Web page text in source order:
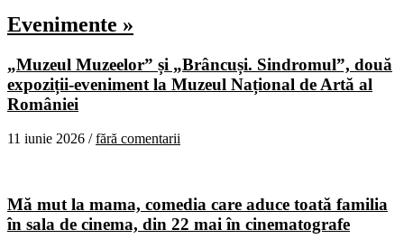
Evenimente »
„Muzeul Muzeelor” și „Brâncuși. Sindromul”, două
expoziții-eveniment la Muzeul Național de Artă al
României
11 iunie 2026 /fără comentarii
Mă mut la mama, comedia care aduce toată familia
în sala de cinema, din 22 mai în cinematografe